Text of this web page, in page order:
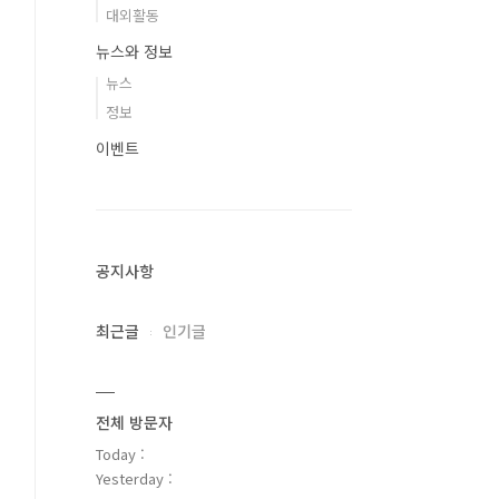
대외활동
뉴스와 정보
뉴스
정보
이벤트
공지사항
최근글 인기글
전체 방문자
Today :
Yesterday :